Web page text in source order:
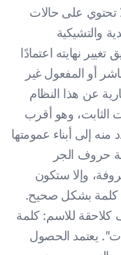
تحتوي على حالات
والتشيكية
نهايته اعتمادًا
أو المفعول غير
عن هذا النظام
الثابت، وهو أقرب
منه إلى أبناء عمومتها
حروف الجر
وإلا ستكون
كلمة بشكل صحيح.
كلاحقة للاسم: كلمة
يعتمد الحصول